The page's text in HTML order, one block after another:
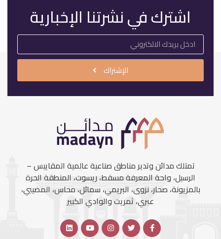
اشترك في نشرتنا الإخبارية
الإشتراك
تمتلك مدائن وتدير مناطق صناعية عالمية المقاييس –
الرسيل، واحة المعرفة مسقط، ريسوت، المنطقة الحرة
بالمزيونة، صحار، نزوى، البريمي، سمائل، محاس، المضيبي،
عبري، ثمريت والوادي الكبير